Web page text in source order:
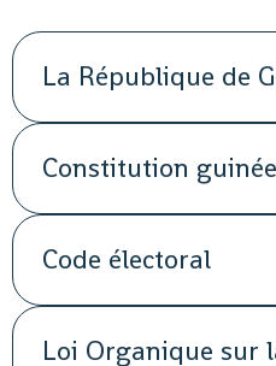
La République de
Constitution
Code électoral
Loi Organique sur